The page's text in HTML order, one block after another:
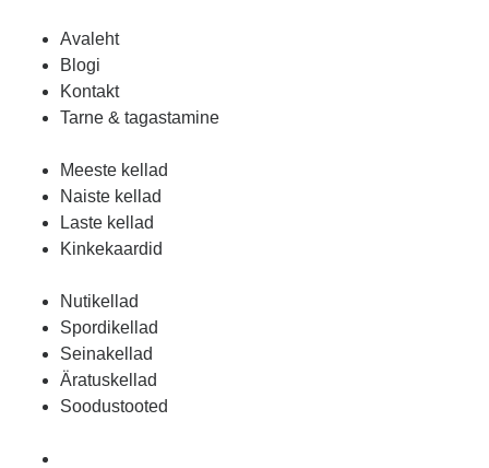
Avaleht
Blogi
Kontakt
Tarne & tagastamine
Meeste kellad
Naiste kellad
Laste kellad
Kinkekaardid
Nutikellad
Spordikellad
Seinakellad
Äratuskellad
Soodustooted